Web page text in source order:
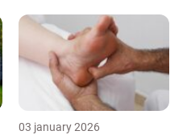
gæster
03 january 2026